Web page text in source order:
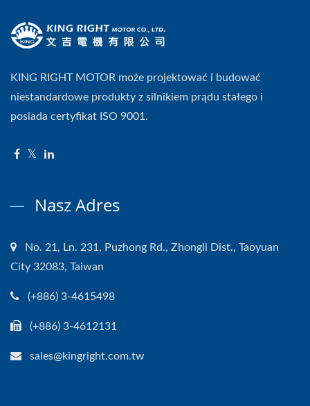
KING RIGHT MOTOR może projektować i budować
niestandardowe produkty z silnikiem prądu stałego i
posiada certyfikat ISO 9001.
Nasz Adres
No. 21, Ln. 231, Puzhong Rd., Zhongli Dist., Taoyuan
City 32083, Taiwan
(+886) 3-4615498
(+886) 3-4612131
sales@kingright.com.tw